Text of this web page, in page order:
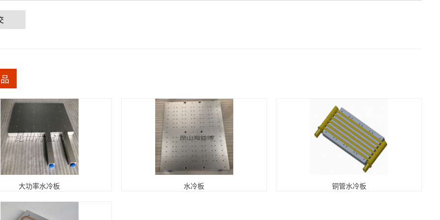
大功率水冷板 水冷板 铜管水冷板